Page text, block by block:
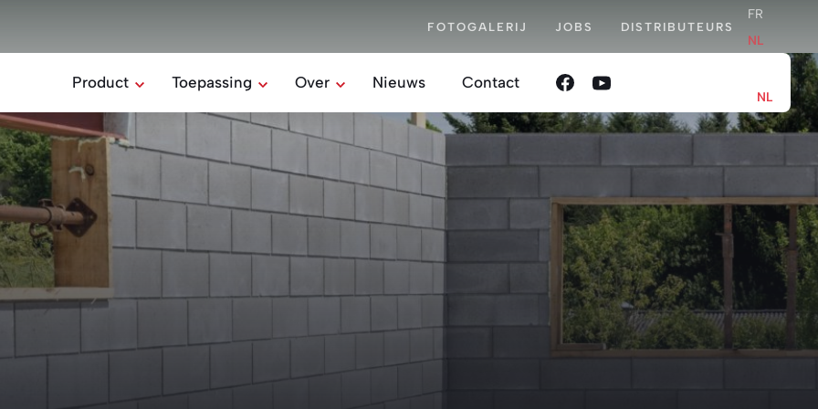
FOTOGALERIJ JOBS DISTRIBUTEURS
FR
NL
Product
Alle producten
elementen
Stepoc
HYDRO
Toepassing
Alle toepassingen
Home
Industrie
Over
Missie & waarden
Sociale verantwoordelijkheid
Onze geschiedenis
Nieuws Contact
NL